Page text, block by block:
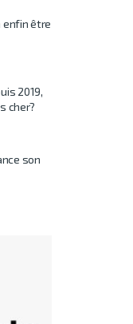
enfin être
2019,
cher?
son